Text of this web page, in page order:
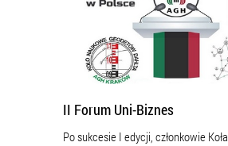
II Forum Uni-Biznes
Po sukcesie I edycji, członkowie Koła